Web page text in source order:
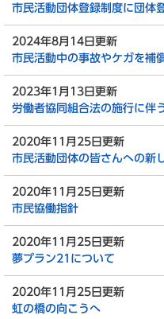
市民活動団体登録制度に団体
2024年8月14日更新
市民活動中の事故やケガを補
2023年1月13日更新
労働者協同組合法の施行に伴
2020年11月25日更新
市民活動団体の皆さんへの新
2020年11月25日更新
市民協働指針
2020年11月25日更新
夢プラン21について
2020年11月25日更新
虹の橋の向こうへ